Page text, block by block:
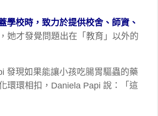
學校時，致力於提供校舍、師資、
她才發覺問題出在「教育」以外的
發現如果能讓小孩吃腸胃驅蟲的藥
環環相扣，Daniela Papi 說：「這